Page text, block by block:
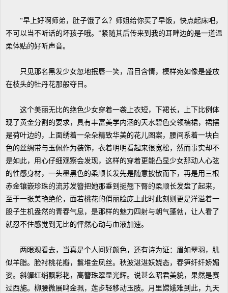
“早上好啊师弟，肚子饿了么？师姐给你买了早饭，快点起床吧，
不可以当不听话的坏孩子哦。”紧随其后传来到我的耳畔边的是一道温
柔体贴的好听声音。
只见那名黑发少女忽地抿唇一笑，眉目含情，模样宛如像是盛放
在枝头的牡丹花那般夺目。
这个美丽无比的绝色少女穿着一袭上衣短，下裙长，上下比例体
现了黄金分割的要求，具有丰富美学内涵的天水碧色交领襦裙，裙摆
是荷叶边的，上面绣着一朵朵精致华美的花儿图案，腰间系着一块白
色的丝绸带与玉佩作为装饰，衣着明明看起来很宽松，然而事实却不
是如此，用心仔细观察会发现，这样的穿着更能凸显少女那动人心弦
的性感身材，一头墨黑色的柔顺长发先是随意披散而下，再是用三根
赤金镶嵌珍珠的流苏发簪把她那垂到挺翘下臀的柔顺长发盘了起来，
至于一张美艳绝伦，面若桃花的俏丽脸庞上此时此刻则更是洋溢着一
股子生机盎然的青春气息，是那样的魅力四射与朝气蓬勃，让人看了
就忍不住感觉到无比的怦然心动与血液加速。
两眼观看去，当真是个人间好颜色，还有诗为证：眉如翠羽，肌
似羊脂。脸衬桃花瓣，鬟堆金凤丝。秋波湛湛妖娆态，春笋纤纤娇媚
姿。斜軃红绡飘彩艳，高簪珠翠显光辉。说甚么昭君美貌，果然是赛
过西施。柳腰微展鸣金珮，莲步轻移动玉肢。月里嫦娥难到此，九天